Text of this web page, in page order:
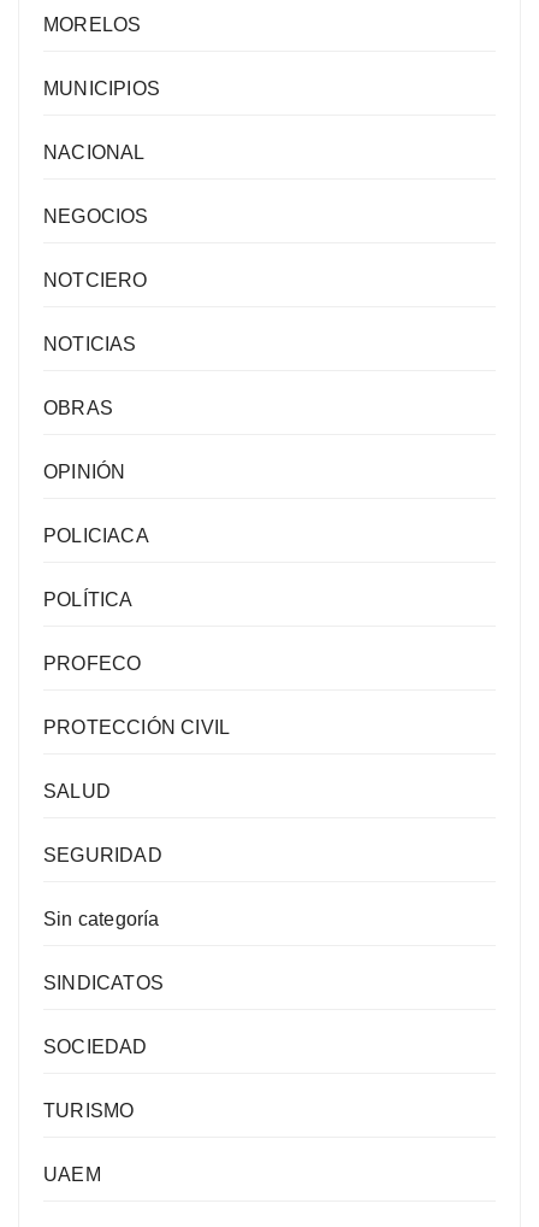
MORELOS
MUNICIPIOS
NACIONAL
NEGOCIOS
NOTCIERO
NOTICIAS
OBRAS
OPINIÓN
POLICIACA
POLÍTICA
PROFECO
PROTECCIÓN CIVIL
SALUD
SEGURIDAD
Sin categoría
SINDICATOS
SOCIEDAD
TURISMO
UAEM